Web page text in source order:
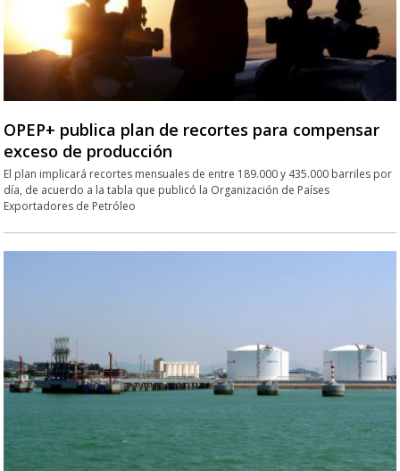
OPEP+ publica plan de recortes para compensar
exceso de producción
El plan implicará recortes mensuales de entre 189.000 y 435.000 barriles por
día, de acuerdo a la tabla que publicó la Organización de Países
Exportadores de Petróleo